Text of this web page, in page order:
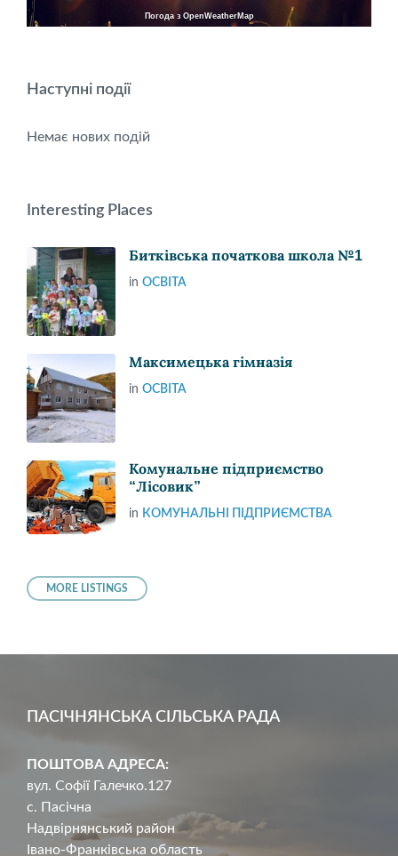
Погода з OpenWeatherMap
Наступні події
Немає нових подій
Interesting Places
Битківська початкова школа №1
in ОСВІТА
Максимецька гімназія
in ОСВІТА
Комунальне підприємство
“Лісовик”
in КОМУНАЛЬНІ ПІДПРИЄМСТВА
MORE LISTINGS
ПАСІЧНЯНСЬКА СІЛЬСЬКА РАДА
ПОШТОВА АДРЕСА:
вул. Софії Галечко.127
с. Пасічна
Надвірнянський район
Івано-Франківська область